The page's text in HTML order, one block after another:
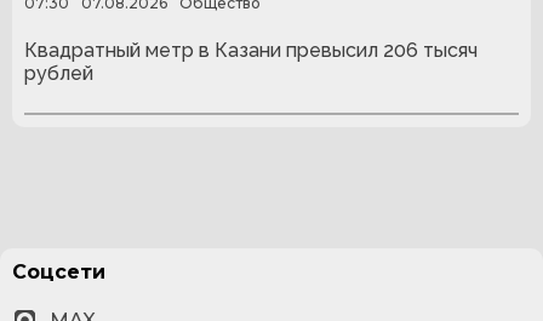
Квадратный метр в Казани превысил 206 тысяч
рублей
Соцсети